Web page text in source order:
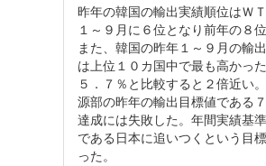
昨年の韓国の輸出実績順位はＷ
１～９月に６位となり前年の８
また、韓国の昨年１～９月の輸
は上位１０カ国中で最も高かっ
５．７％と比較すると２倍近い
源部の昨年の輸出目標値である
達成には失敗した。年間実績基
である日本に追いつくという目
った。